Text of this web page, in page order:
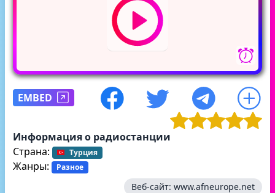
EMBED
Информация о радиостанции
Страна:
Турция
Жанры: Разное
Веб-сайт: www.afneurope.net